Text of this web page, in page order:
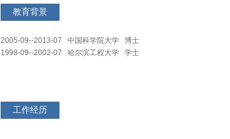
教育背景
2005-09--2013-07 中国科学院大学 博士
1998-09--2002-07 哈尔滨工程大学 学士
工作经历